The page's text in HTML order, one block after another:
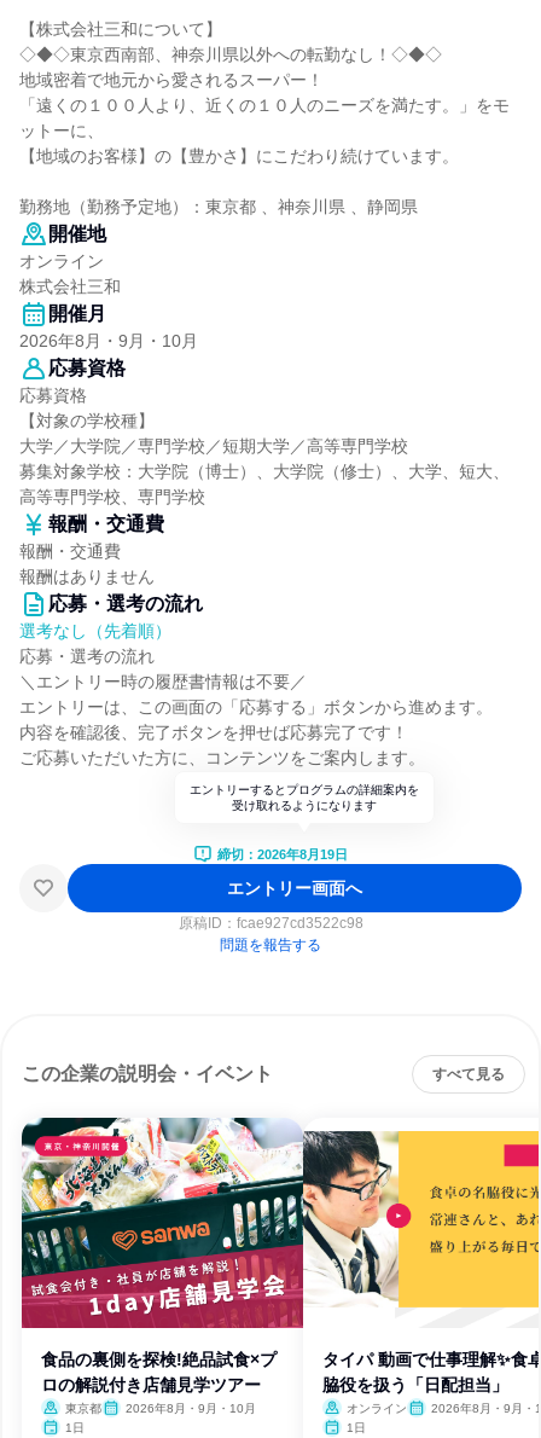
【株式会社三和について】
◇◆◇東京西南部、神奈川県以外への転勤なし！◇◆◇
地域密着で地元から愛されるスーパー！
「遠くの１００人より、近くの１０人のニーズを満たす。」をモ
ットーに、
【地域のお客様】の【豊かさ】にこだわり続けています。
勤務地（勤務予定地）：東京都 、神奈川県 、静岡県
開催地
オンライン
株式会社三和
開催月
2026年8月・9月・10月
応募資格
応募資格
【対象の学校種】
大学／大学院／専門学校／短期大学／高等専門学校
募集対象学校：大学院（博士）、大学院（修士）、大学、短大、
高等専門学校、専門学校
報酬・交通費
報酬・交通費
報酬はありません
応募・選考の流れ
選考なし（先着順）
応募・選考の流れ
＼エントリー時の履歴書情報は不要／
エントリーは、この画面の「応募する」ボタンから進めます。
内容を確認後、完了ボタンを押せば応募完了です！
ご応募いただいた方に、コンテンツをご案内します。
エントリーするとプログラムの詳細案内を
受け取れるようになります
締切：2026年8月19日
エントリー画面へ
原稿ID： fcae927cd3522c98
問題を報告する
この企業の説明会・イベント すべて見る
食品の裏側を探検!絶品試食×プ
ロの解説付き店舗見学ツアー
東京都
2026年8月・9月・10月
1日
タイパ 動画で仕事理解✨食
脇役を扱う「日配担当」
オンライン
2026年8月・9月・
1日